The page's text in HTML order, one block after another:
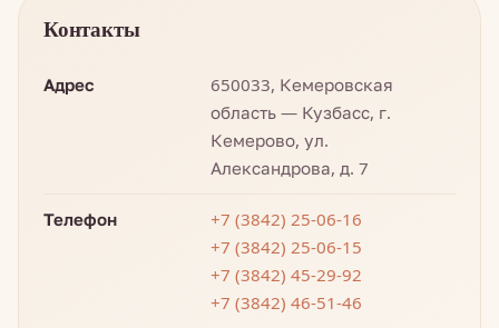
Контакты
Адрес
650033, Кемеровская
область — Кузбасс, г.
Кемерово, ул.
Александрова, д. 7
Телефон
+7 (3842) 25-06-16
+7 (3842) 25-06-15
+7 (3842) 45-29-92
+7 (3842) 46-51-46